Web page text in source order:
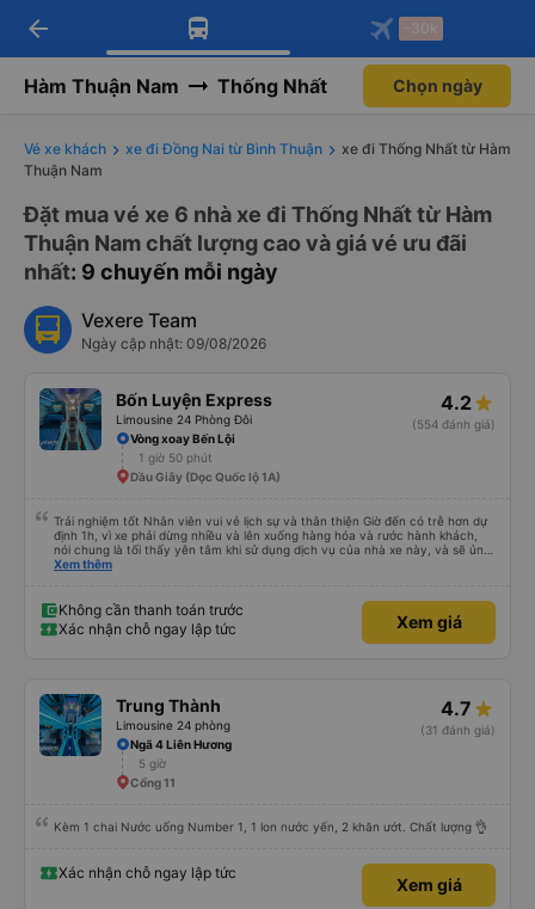
Tải app Vexere ngay!
Nhận ưu đãi thành viên độc
Mở app
Tải app Vexere
-30k/ghế khi đặt vé máy bay qua
Mở app
arrow_back -30k
Hàm Thuận Nam Thống Nhất Chọn ngày
Vé xe khách xe đi Đồng Nai từ Bình Thuận
xe đi Thống Nhất từ Hàm
Thuận Nam
Đặt mua vé xe 6 nhà xe đi Thống Nhất từ Hàm
Thuận Nam chất lượng cao và giá vé ưu đãi
nhất: 9 chuyến mỗi ngày
Vexere Team
Ngày cập nhật: 09/08/2026
Bốn Luyện Express
Limousine 24 Phòng Đôi
4.2
(554 đánh giá)
Vòng xoay Bến Lội
1 giờ 50 phút
Dầu Giây (Dọc Quốc lộ 1A)
Trải nghiệm tốt Nhân viên vui vẻ lịch sự và thân thiện Giờ đến có trễ hơn dự
định 1h, vì xe phải dừng nhiều và lên xuống hàng hóa và rước hành khách,
nói chung là tối thấy yên tâm khi sử dụng dịch vụ của nhà xe này, và sẽ ủng
hộ và giới thiệu cho người thân sử dụng dịch vụ của nhà xe này
Xem thêm
Không cần thanh toán trước
Xác nhận chỗ ngay lập tức
Xem giá
Trung Thành
Limousine 24 phòng
4.7
(31 đánh giá)
Ngã 4 Liên Hương
5 giờ
Cổng 11
Kèm 1 chai Nước uống Number 1, 1 lon nước yến, 2 khăn ướt. Chất lượng 👌
Xác nhận chỗ ngay lập tức
Xem giá